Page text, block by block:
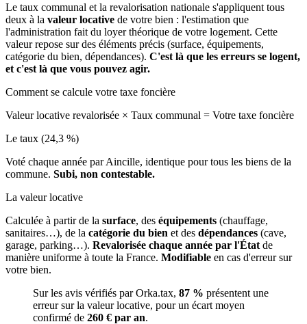
Le taux communal et la revalorisation nationale s'appliquent tous
deux à la valeur locative de votre bien : l'estimation que
l'administration fait du loyer théorique de votre logement. Cette
valeur repose sur des éléments précis (surface, équipements,
catégorie du bien, dépendances). C'est là que les erreurs se logent,
et c'est là que vous pouvez agir.
Comment se calcule votre taxe foncière
Valeur locative revalorisée × Taux communal = Votre taxe foncière
Le taux (24,3 %)
Voté chaque année par Aincille, identique pour tous les biens de la
commune. Subi, non contestable.
La valeur locative
Calculée à partir de la surface, des équipements (chauffage,
sanitaires…), de la catégorie du bien et des dépendances (cave,
garage, parking…). Revalorisée chaque année par l'État de
manière uniforme à toute la France. Modifiable en cas d'erreur sur
votre bien.
Sur les avis vérifiés par Orka.tax, 87 % présentent une
erreur sur la valeur locative, pour un écart moyen
confirmé de 260 € par an.